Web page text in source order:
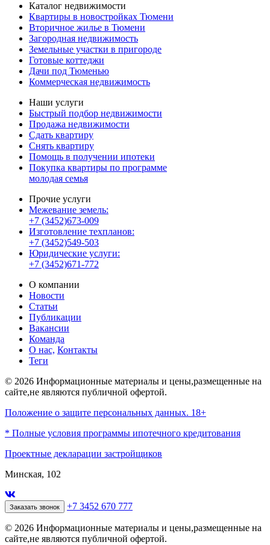
Каталог недвижимости
Квартиры в новостройках Тюмени
Вторичное жилье в Тюмени
Загородная недвижимость
Земельные участки в пригороде
Готовые коттеджи
Дачи под Тюменью
Коммерческая недвижимость
Наши услуги
Быстрый подбор недвижимости
Продажа недвижимости
Сдать квартиру
Снять квартиру
Помощь в получении ипотеки
Покупка квартиры по программе
молодая семья
Прочие услуги
Межевание земель:
+7 (3452)673-009
Изготовление техпланов:
+7 (3452)549-503
Юридические услуги:
+7 (3452)671-772
О компании
Новости
Статьи
Публикации
Вакансии
Команда
О нас, Контакты
Теги
© 2026 Информационные материалы и цены,размещенные на
сайте,не являются публичной офертой.
Положение о защите персональных данных. 18+
* Полные условия программы ипотечного кредитования
Проектные декларации застройщиков
Минская, 102
Заказать звонок +7 3452 670 777
© 2026 Информационные материалы и цены,размещенные на
сайте,не являются публичной офертой.